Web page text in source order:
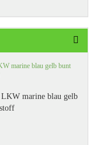
LKW marine blau gelb